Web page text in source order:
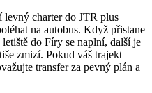
levný charter do JTR plus
na autobus. Když přistane
do Fíry se naplní, další je
zmizí. Pokud váš trajekt
transfer za pevný plán a